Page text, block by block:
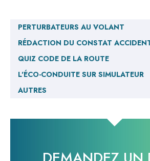
PERTURBATEURS AU VOLANT
RÉDACTION DU CONSTAT
QUIZ CODE DE LA ROUTE
L'ÉCO-CONDUITE SUR SIMULATEUR
AUTRES